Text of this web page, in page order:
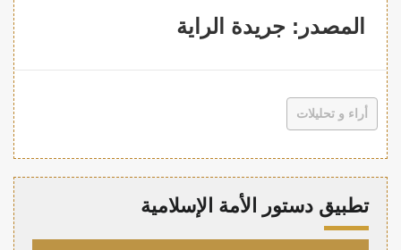
المصدر: جريدة الراية
أراء و تحليلات
تطبيق دستور الأمة الإسلامية